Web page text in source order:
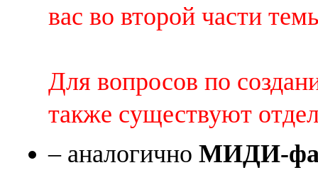
вас во второй части
Для вопросов по
также существуют
– аналогично МИДИ-